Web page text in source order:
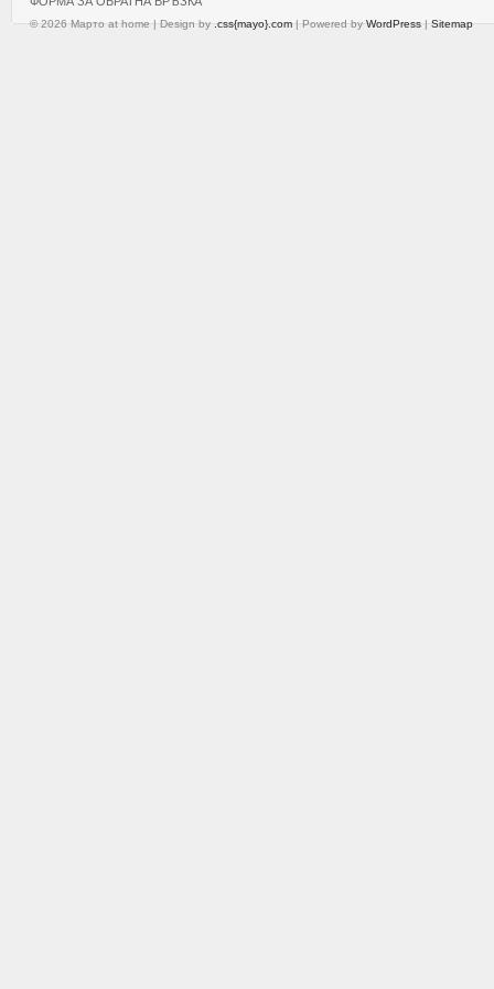
© 2026 Марто at home | Design by.css{mayo}.com| Powered byWordPress|Sitemap